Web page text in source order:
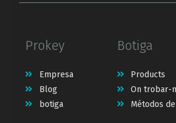
Prokey
Empresa
Blog
botiga
Botiga
Products
On trobar-
Métodos